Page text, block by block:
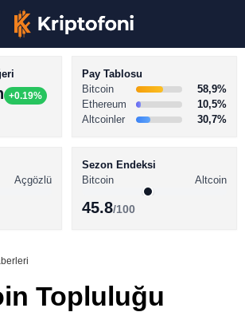
Youtube
+0.19%
Pay Tablosu
Bitcoin
58,9%
Ethereum
10,5%
Altcoinler
30,7%
Açgözlü
Sezon Endeksi
Bitcoin
Altcoin
45.8/100
Topluluğu